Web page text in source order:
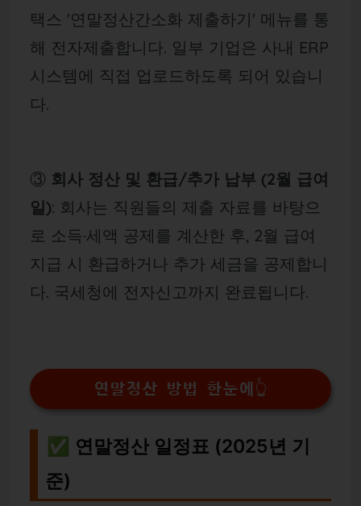
택스 '연말정산간소화 제출하기' 메뉴를 통
해 전자제출합니다. 일부 기업은 사내 ERP
시스템에 직접 업로드하도록 되어 있습니
다.
③ 회사 정산 및 환급/추가 납부 (2월 급여
일): 회사는 직원들의 제출 자료를 바탕으
로 소득·세액 공제를 계산한 후, 2월 급여
지급 시 환급하거나 추가 세금을 공제합니
다. 국세청에 전자신고까지 완료됩니다.
연말정산 방법 한눈에👆
✅ 연말정산 일정표 (2025년 기
준)